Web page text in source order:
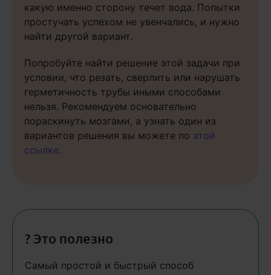
какую именно сторону течет вода. Попытки
простучать успехом не увенчались, и нужно
найти другой вариант.
Попробуйте найти решение этой задачи при
условии, что резать, сверлить или нарушать
герметичность трубы иными способами
нельзя. Рекомендуем основательно
пораскинуть мозгами, а узнать один из
вариантов решения вы можете по этой
ссылке.
? Это полезно
Самый простой и быстрый способ